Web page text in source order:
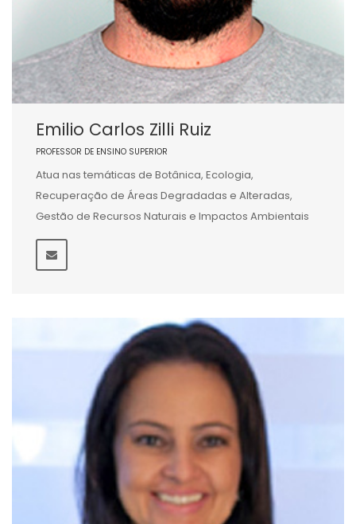
Emilio Carlos Zilli Ruiz
PROFESSOR DE ENSINO SUPERIOR
Atua nas temáticas de Botânica, Ecologia,
Recuperação de Áreas Degradadas e Alteradas,
Gestão de Recursos Naturais e Impactos Ambientais